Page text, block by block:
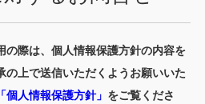
の際は、個人情報保護方針の内容を
の上で送信いただくようお願いいた
「個人情報保護方針」 をご覧くださ